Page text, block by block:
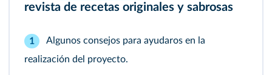
revista de recetas originales y sabrosas
1
Algunos consejos para ayudaros en la
realización del proyecto.